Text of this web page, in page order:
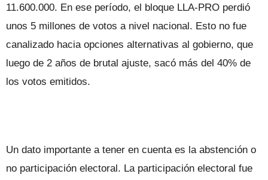
11.600.000. En ese período, el bloque LLA-PRO perdió
unos 5 millones de votos a nivel nacional. Esto no fue
canalizado hacia opciones alternativas al gobierno, que
luego de 2 años de brutal ajuste, sacó más del 40% de
los votos emitidos.
Un dato importante a tener en cuenta es la abstención o
no participación electoral. La participación electoral fue